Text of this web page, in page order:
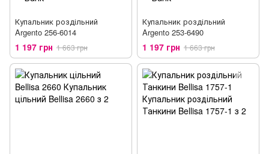
Купальник роздільний
Argento 256-6014
1 197 грн 1 663 грн
Купальник роздільний
Argento 253-6490
1 197 грн 1 663 грн